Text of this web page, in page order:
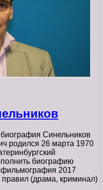
Синельников
родился 26 марта 1970
биографию
фильмография 2017
(драма, криминал)